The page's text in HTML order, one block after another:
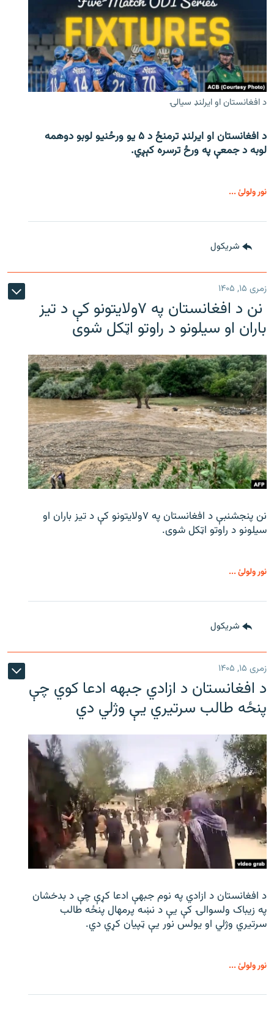
د افغانستان او ایرلنډ سیالۍ
د افغانستان او ایرلنډ ترمنځ د ۵ یو ورځنیو لوبو دوهمه
لوبه د جمعې په ورځ ترسره کېږي.
نور ولولئ ...
شريکول
زمری ۱۵, ۱۴۰۵
نن د افغانستان په ۷ولایتونو کې د تیز
باران او سیلونو د راوتو اټکل شوی
نن پنجشنبې د افغانستان په ۷ولایتونو کې د تیز باران او
سیلونو د راوتو اټکل شوی.
نور ولولئ ...
شريکول
زمری ۱۵, ۱۴۰۵
د افغانستان د ازادي جبهه ادعا کوي چې
پنځه طالب سرتیري يې وژلي دي
د افغانستان د ازادي په نوم جبهې ادعا کړې چې د بدخشان
په زیباک ولسوالۍ کې يې د نښه پرمهال پنځه طالب
سرتیري وژلي او یولس نور يې ټپیان کړي دي.
نور ولولئ ...